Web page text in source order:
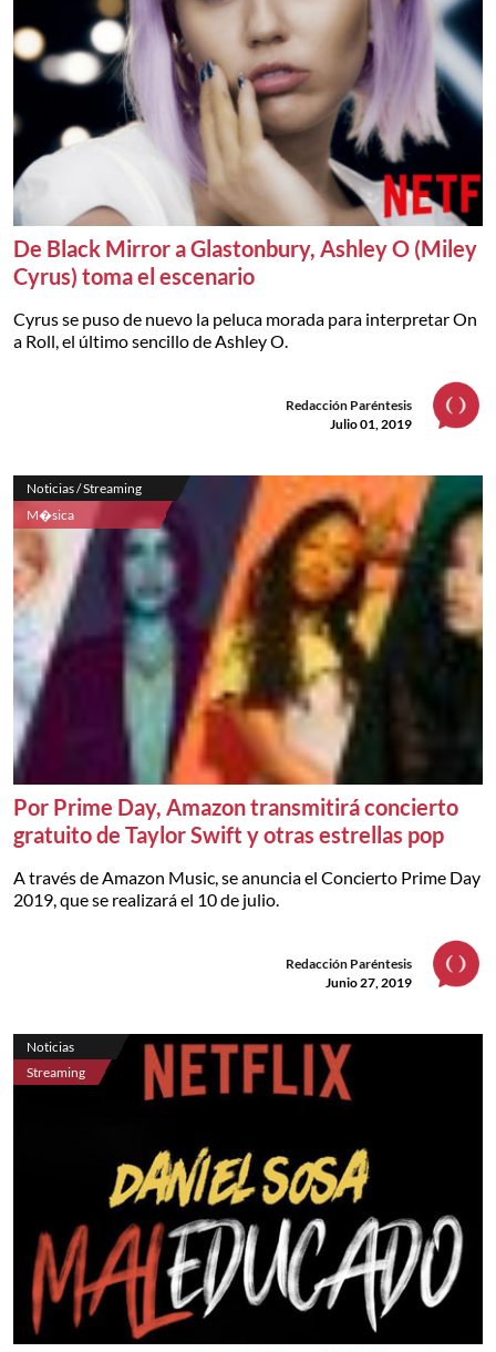
De Black Mirror a Glastonbury, Ashley O (Miley
Cyrus) toma el escenario
Cyrus se puso de nuevo la peluca morada para interpretar On
a Roll, el último sencillo de Ashley O.
Redacción Paréntesis
Julio 01, 2019
Noticias / Streaming
M�sica
Por Prime Day, Amazon transmitirá concierto
gratuito de Taylor Swift y otras estrellas pop
A través de Amazon Music, se anuncia el Concierto Prime Day
2019, que se realizará el 10 de julio.
Redacción Paréntesis
Junio 27, 2019
Noticias
Streaming